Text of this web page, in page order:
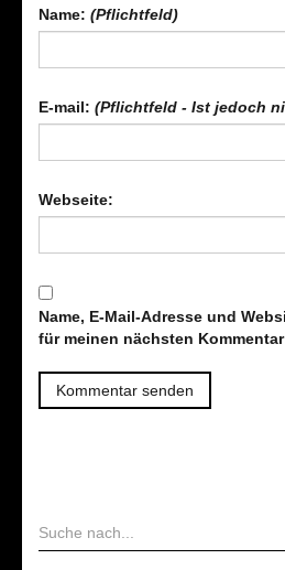
Name: (Pflichtfeld)
E-mail: (Pflichtfeld - Ist jedoch
Webseite:
Name, E-Mail-Adresse und
für meinen nächsten